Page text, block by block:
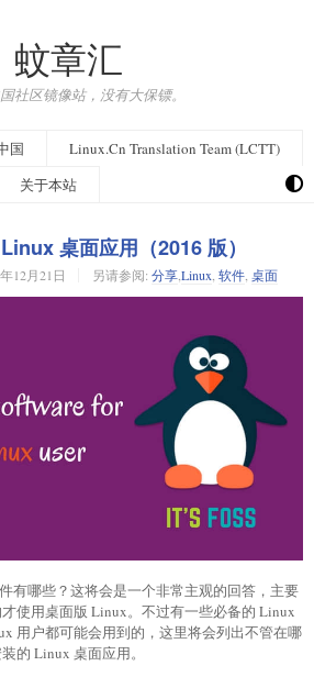
蚊章汇
社区镜像站，没有大保镖。
国
Linux.Cn Translation Team (LCTT)
关于本站
桌面应用（2016 版）
12月21日 另请参阅: 分享,Linux 软件, 桌面
有哪些？这将会是一个非常主观的回答，主要
使用桌面版 Linux。不过有一些必备的 Linux
用户都可能会用到的，这里将会列出不管在哪
的 Linux 桌面应用。